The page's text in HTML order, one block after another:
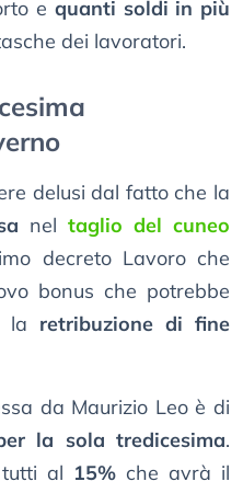
e quanti soldi in più
dei lavoratori.
delusi dal fatto che la
nel taglio del cuneo
decreto Lavoro che
bonus che potrebbe
la retribuzione di fine
da Maurizio Leo è di
la sola tredicesima.
tutti al 15% che avrà il